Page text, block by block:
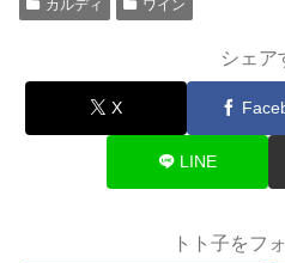
カルディ ワイン
シェア
X
LINE
トト子をフ